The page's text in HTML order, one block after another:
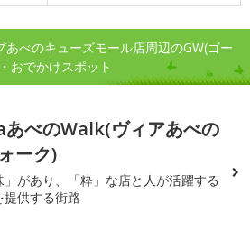
べのキューズモール店周辺のGW(ゴー
おでかけスポット
あべのWalk(ヴィアあべの
ーク)
」があり、「粋」な店と人が活躍する
提供する街路